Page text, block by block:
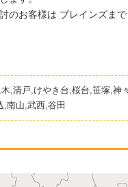
のお客様は ブレインズまで
,清戸,けやき台,桜台,笹塚,
南山,武西,谷田